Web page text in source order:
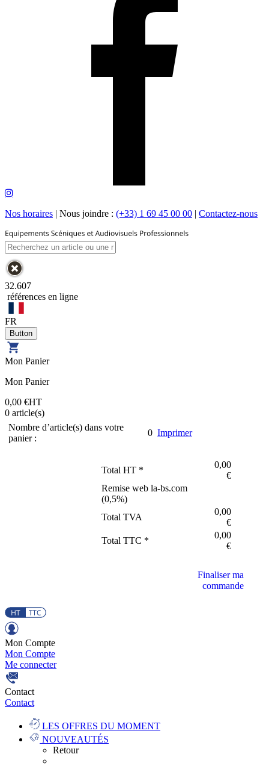
Nos horaires | Nous joindre : (+33) 1 69 45 00 00 | Contactez-nous
32.607
références en ligne
FR
Mon Panier
Mon Panier
0,00 €HT
0 article(s)
Nombre d’article(s) dans votre
panier :
0 Imprimer
Total HT *
0,00
€
Remise web la-bs.com
(0,5%)
Total TVA
0,00
€
Total TTC *
0,00
€
Finaliser ma
commande
Mon Compte
Mon Compte
Me connecter
Contact
Contact
LES OFFRES DU MOMENT
NOUVEAUTÉS
Retour